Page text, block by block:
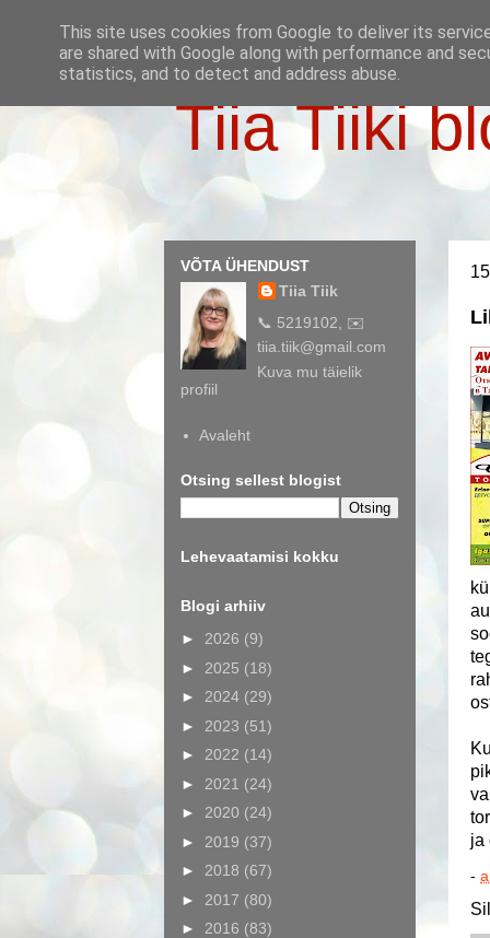
Tiia Tiiki
ja
-
VÕTA ÜHENDUST
Tiia Tiik
📞 5219102, ✉️
tiia.tiik@gmail.com
Kuva mu täielik
profiil
Avaleht
Otsing sellest blogist
Lehevaatamisi kokku
Blogi arhiiv
► 2026 (9)
► 2025 (18)
► 2024 (29)
► 2023 (51)
► 2022 (14)
► 2021 (24)
► 2020 (24)
► 2019 (37)
► 2018 (67)
► 2017 (80)
► 2016 (83)
This site uses cookies from Google to deliver its
are shared with Google along with performance and
statistics, and to detect and address abuse.